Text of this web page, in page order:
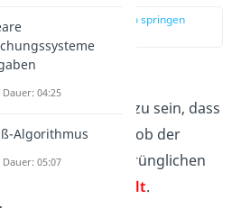
zur Stelle im Video springen
scheint zu sein, dass
keine Rollespielt, ob der
bei seiner ursprünglichen
wechselt.
04:25
Algorithmus
05:07